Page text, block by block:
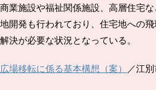
業施設や福祉関係施設、高層住宅
開発も行われており、住宅地への
決が必要な状況となっている。
場移転に係る基本構想（案） ／江